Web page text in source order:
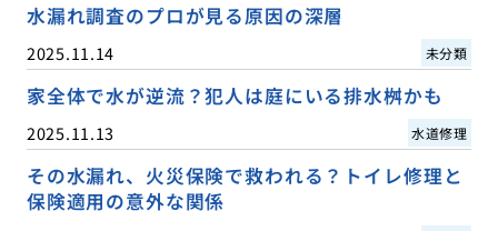
水漏れ調査のプロが見る原因の深層
2025.11.14 未分類
家全体で水が逆流？犯人は庭にいる排水桝かも
2025.11.13 水道修理
その水漏れ、火災保険で救われる？トイレ修理と
保険適用の意外な関係